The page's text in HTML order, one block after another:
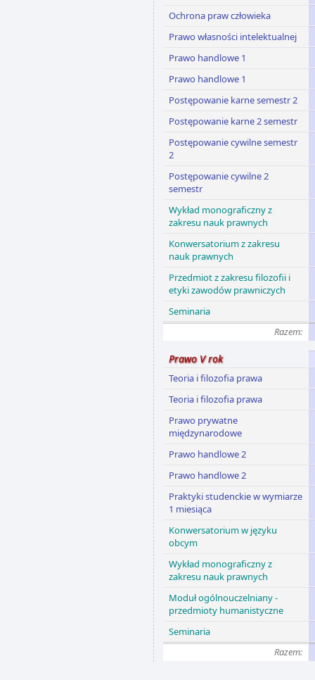
Ochrona praw człowieka
Prawo własności intelektualnej
Prawo handlowe 1
Prawo handlowe 1
Postępowanie karne semestr 2
Postępowanie karne 2 semestr
Postępowanie cywilne semestr
2
Postępowanie cywilne 2
semestr
Wykład monograficzny z
zakresu nauk prawnych
Konwersatorium z zakresu
nauk prawnych
Przedmiot z zakresu filozofii i
etyki zawodów prawniczych
Seminaria
Razem:
Prawo V rok
Teoria i filozofia prawa
Teoria i filozofia prawa
Prawo prywatne
międzynarodowe
Prawo handlowe 2
Prawo handlowe 2
Praktyki studenckie w wymiarze
1 miesiąca
Konwersatorium w języku
obcym
Wykład monograficzny z
zakresu nauk prawnych
Moduł ogólnouczelniany -
przedmioty humanistyczne
Seminaria
Razem: